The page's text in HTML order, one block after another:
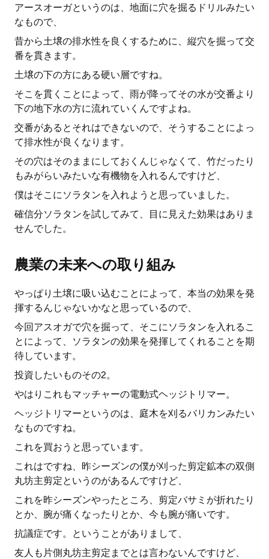
アースオーガというのは、地面に穴を掘るドリルみたい
なもので、
昔から土壌の排水性を良くするために、縦穴を掘って交
番を貫きます。
土壌の下の方にある硬い層ですね。
そこを貫くことによって、雨が降ってその水が交番より
下の地下水の方に流れていくんですよね。
交番があるとそれはできないので、そうすることによっ
て排水性が良くなります。
その穴はそのままにしておくんじゃなくて、竹だったり
もみがらいみたいな有機物を入れるんですけど、
僕はそこにソラタンを入れようと思っていました。
確信分ソラタンを試してみて、目に見えた効果はありま
せんでした。
農業の未来への取り組み
やっぱり土壌に吸い込むことによって、本当の効果を発
揮するんじゃないかなと思っているので、
今回アスオガで穴を掘って、そこにソラタンを入れるこ
とによって、ソラタンの効果を発揮してくれることを期
待しています。
投資したいものその2。
やはりこれもマッチャーの電動式ヘッジトリマー。
ヘッジトリマーというのは、庭木を刈るバリカンみたい
なものですね。
これを買おうと思っています。
これはですね、昨シーズンの僕が刈った剪定鉱本の双側
丸坊主剪定というのがあるんですけど、
これを昨シーズンやったところ、剪定バサミが折れたり
とか、腕が痛くなったりとか、今も腕が痛いです。
抗議症です。ということがありまして、
友人も片側丸坊主剪定までとは言わないんですけど、